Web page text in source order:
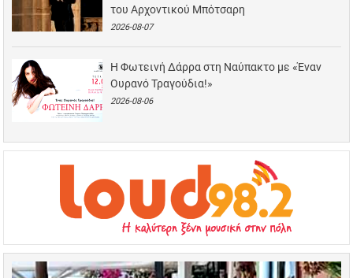
του Αρχοντικού Μπότσαρη
2026-08-07
Η Φωτεινή Δάρρα στη Ναύπακτο με «Έναν
Ουρανό Τραγούδια!»
2026-08-06